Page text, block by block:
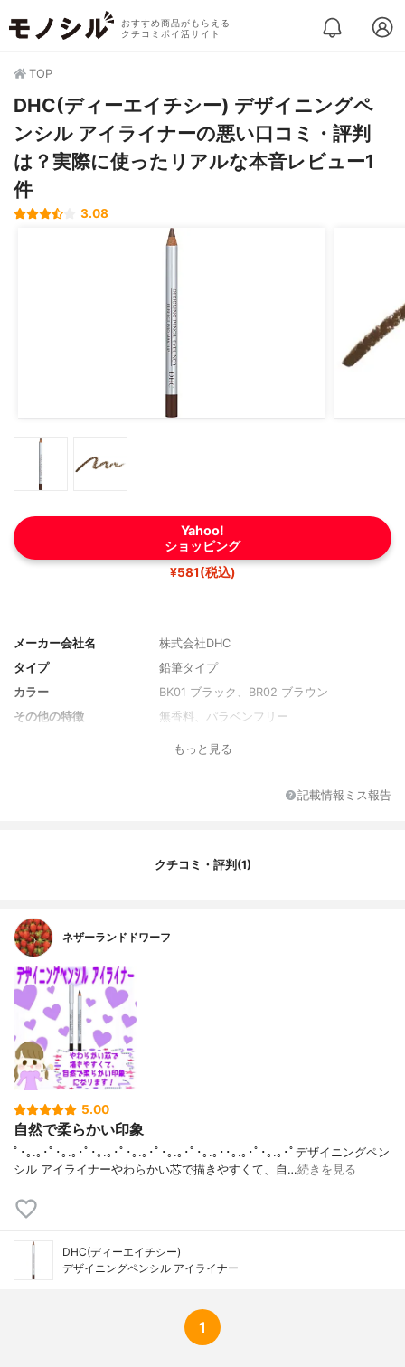
おすすめ商品がもらえる
クチコミポイ活サイト
TOP
DHC(ディーエイチシー) デザイニングペ
ンシル アイライナーの悪い口コミ・評判
は？実際に使ったリアルな本音レビュー1
件
3.08
Yahoo!
ショッピング
¥581(税込)
メーカー会社名
株式会社DHC
タイプ
鉛筆タイプ
カラー
BK01 ブラック、BR02 ブラウン
その他の特徴
無香料、パラベンフリー
もっと見る
記載情報ミス報告
クチコミ・評判(1)
ネザーランドドワーフ
5.00
自然で柔らかい印象
ﾟ･｡.｡･ﾟ･｡.｡･ﾟ･｡.｡･ﾟ･｡.｡･ﾟ･｡.｡･ﾟ･｡.｡･･｡.｡･ﾟ･｡.｡･ﾟデザイニングペン
シル アイライナーやわらかい芯で描きやすくて、自…続きを見る
DHC(ディーエイチシー)
デザイニングペンシル アイライナー
1